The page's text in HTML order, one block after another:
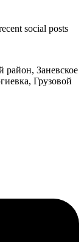
social posts
район, Заневское
Грузовой